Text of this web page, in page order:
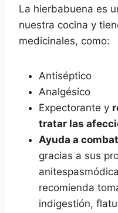
La hierbabuena es
nuestra cocina y
medicinales, como:
Antiséptico
Analgésico
Expectorante y
tratar las
Ayuda a
gracias a sus
recomienda
indigestión,